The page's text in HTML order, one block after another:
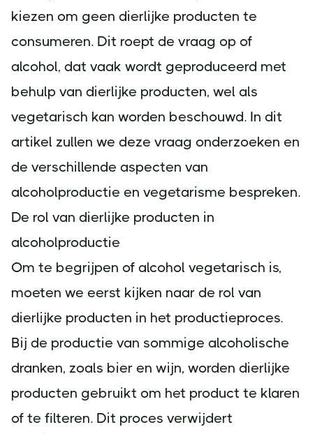
kiezen om geen dierlijke producten te
consumeren. Dit roept de vraag op of
alcohol, dat vaak wordt geproduceerd met
behulp van dierlijke producten, wel als
vegetarisch kan worden beschouwd. In dit
artikel zullen we deze vraag onderzoeken en
de verschillende aspecten van
alcoholproductie en vegetarisme bespreken.
De rol van dierlijke producten in
alcoholproductie
Om te begrijpen of alcohol vegetarisch is,
moeten we eerst kijken naar de rol van
dierlijke producten in het productieproces.
Bij de productie van sommige alcoholische
dranken, zoals bier en wijn, worden dierlijke
producten gebruikt om het product te klaren
of te filteren. Dit proces verwijdert